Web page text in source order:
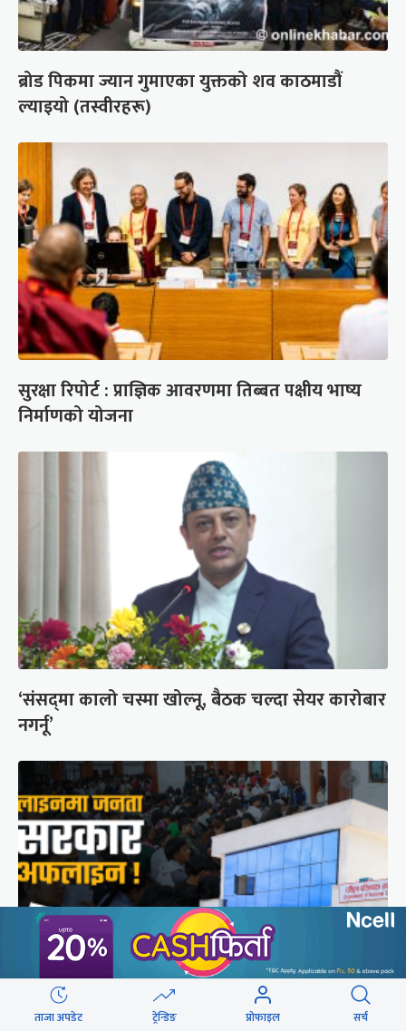
ब्रोड पिकमा ज्यान गुमाएका युक्तको शव काठमाडौं
ल्याइयो (तस्वीरहरू)
सुरक्षा रिपोर्ट : प्राज्ञिक आवरणमा तिब्बत पक्षीय भाष्य
निर्माणको योजना
‘संसद्‍मा कालो चस्मा खोल्नू, बैठक चल्दा सेयर कारोबार
नगर्नू’
राष्ट्रिय परिचयपत्रको ‘सर्भर’ समस्याले १६ निकायका
ताजा अपडेट ट्रेन्डिङ प्रोफाइल सर्च